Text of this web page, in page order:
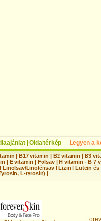
Oldaltérkép Legyen a
| B17 vitamin | B2 vitamin | B3
| E vitamin | Folsav | H vitamin - B 7
| Linolsav/Linolénsav | Lizin | Lutein és
L-tyrosin) |